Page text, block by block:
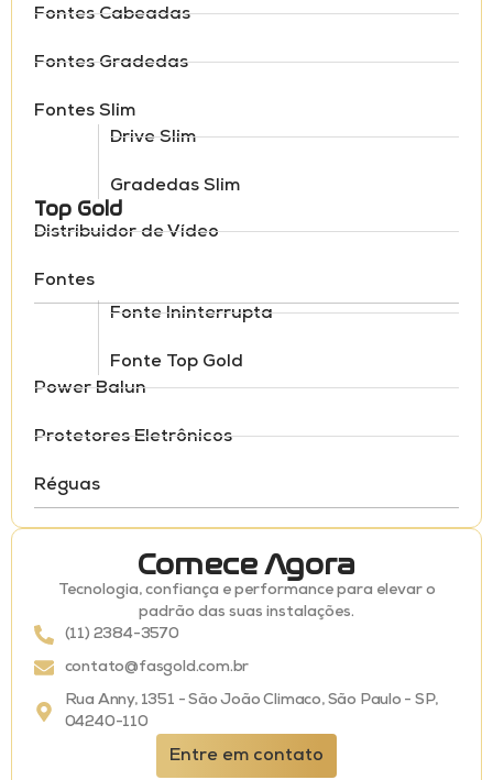
Fontes Cabeadas
Fontes Gradedas
Fontes Slim
Drive Slim
Gradedas Slim
Top Gold
Distribuidor de Vídeo
Fontes
Fonte Ininterrupta
Fonte Top Gold
Power Balun
Protetores Eletrônicos
Réguas
Comece Agora
Tecnologia, confiança e performance para elevar o
padrão das suas instalações.
(11) 2384-3570
contato@fasgold.com.br
Rua Anny, 1351 - São João Climaco, São Paulo - SP,
04240-110
Entre em contato